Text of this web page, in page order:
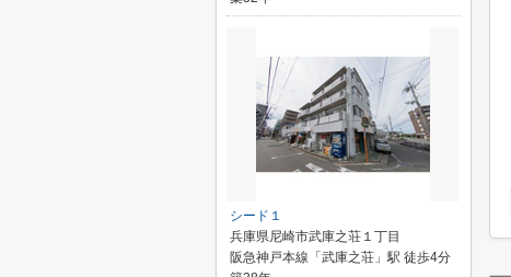
シード１
兵庫県尼崎市武庫之荘１丁目
阪急神戸本線「武庫之荘」駅 徒歩4分